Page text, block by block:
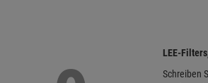
LEE-
Schreiben